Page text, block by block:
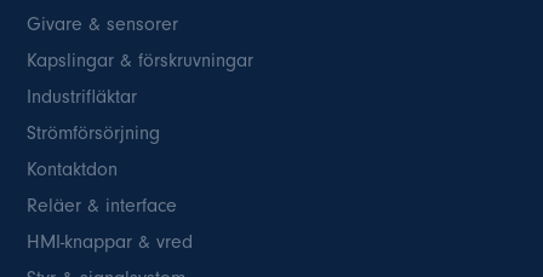
Givare & sensorer
Kapslingar & förskruvningar
Industrifläktar
Strömförsörjning
Kontaktdon
Reläer & interface
HMI-knappar & vred